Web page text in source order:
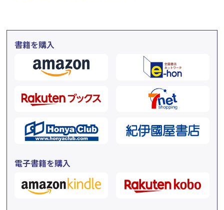
書籍を購入
電子書籍を購入